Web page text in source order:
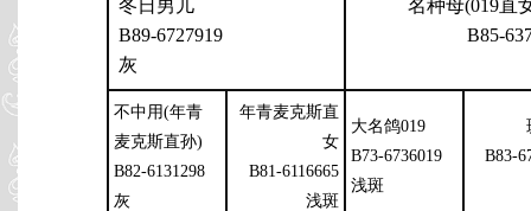
冬日男儿
B89-6727919
灰
名种母(019直
B85-
不中用(年青
麦克斯直孙)
B82-6131298
灰
年青麦克斯直
女
B81-6116665
浅斑
大名鸽019
B73-6736019
浅斑
B83-